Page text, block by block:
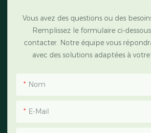
Vous avez des questions ou des
Remplissez le formulaire ci-
contacter. Notre équipe vous
avec des solutions adaptées à votre
Nom
E-Mail